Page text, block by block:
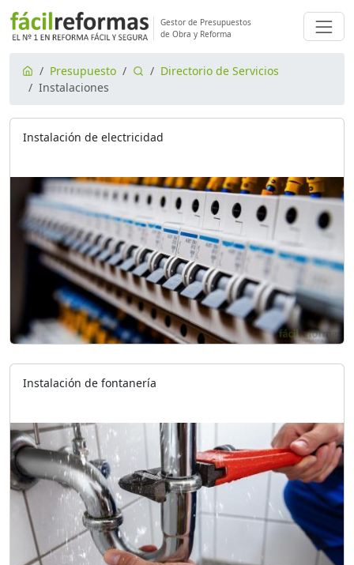
Gestor de Presupuestos
de Obra y Reforma
Presupuesto
Directorio de Servicios
Instalaciones
Instalación de electricidad
Instalación de fontanería